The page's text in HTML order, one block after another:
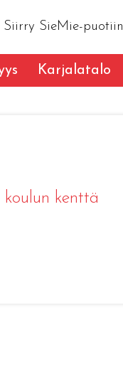
Siirry SieMie-puotiin
Karjalatalo
kenttä